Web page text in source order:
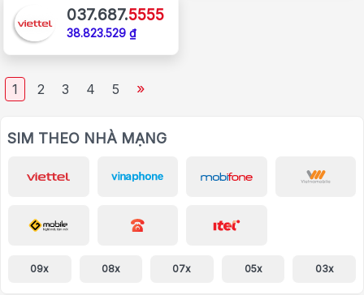
037.687.5555
38.823.529 ₫
1 2 3 4 5 »
SIM THEO NHÀ MẠNG
09x 08x 07x 05x 03x